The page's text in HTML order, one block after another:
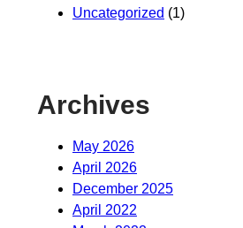
Uncategorized (1)
Archives
May 2026
April 2026
December 2025
April 2022